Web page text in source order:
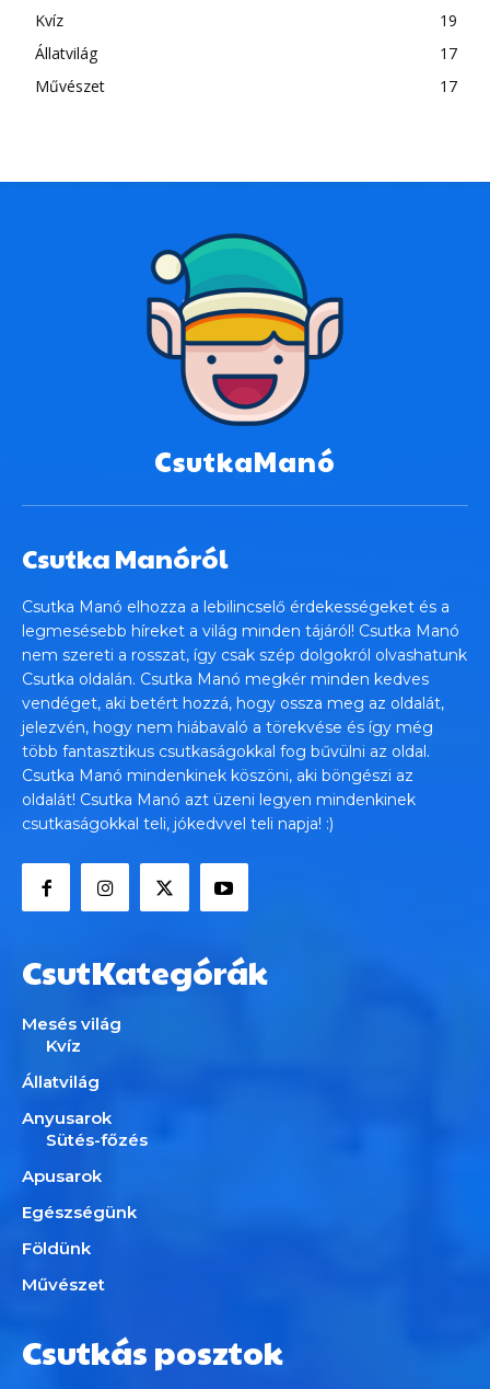
Kvíz
19
Állatvilág
17
Művészet
17
CsutkaManó
Csutka Manóról
Csutka Manó elhozza a lebilincselő érdekességeket és a
legmesésebb híreket a világ minden tájáról! Csutka Manó
nem szereti a rosszat, így csak szép dolgokról olvashatunk
Csutka oldalán. Csutka Manó megkér minden kedves
vendéget, aki betért hozzá, hogy ossza meg az oldalát,
jelezvén, hogy nem hiábavaló a törekvése és így még
több fantasztikus csutkaságokkal fog bűvülni az oldal.
Csutka Manó mindenkinek köszöni, aki böngészi az
oldalát! Csutka Manó azt üzeni legyen mindenkinek
csutkaságokkal teli, jókedvvel teli napja! :)
CsutKategórák
Mesés világ
Kvíz
Állatvilág
Anyusarok
Sütés-főzés
Apusarok
Egészségünk
Földünk
Művészet
Csutkás posztok